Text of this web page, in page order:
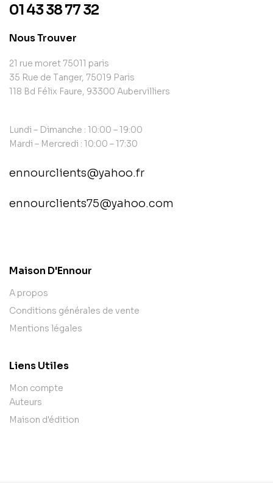
01 43 38 77 32
Nous Trouver
21 rue moret 75011 paris
35 Rue de Tanger, 75019 Paris
118 Bd Félix Faure, 93300 Aubervilliers
Lundi – Dimanche : 10:00 – 19:00
Mardi – Mercredi : 10:00 – 17:30
ennourclients@yahoo.fr
ennourclients75@yahoo.com
Maison D'Ennour
A propos
Conditions générales de vente
Mentions légales
Liens Utiles
Mon compte
Auteurs
Maison d'édition